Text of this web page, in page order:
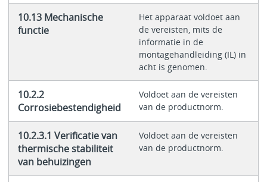
10.13 Mechanische
functie
Het apparaat voldoet aan
de vereisten, mits de
informatie in de
montagehandleiding (IL) in
acht is genomen.
10.2.2
Corrosiebestendigheid
Voldoet aan de vereisten
van de productnorm.
10.2.3.1 Verificatie van
thermische stabiliteit
van behuizingen
Voldoet aan de vereisten
van de productnorm.